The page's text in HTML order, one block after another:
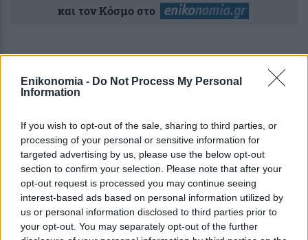
Enikonomia - Do Not Process My Personal
Information
If you wish to opt-out of the sale, sharing to third parties, or
processing of your personal or sensitive information for
targeted advertising by us, please use the below opt-out
section to confirm your selection. Please note that after your
opt-out request is processed you may continue seeing
interest-based ads based on personal information utilized by
us or personal information disclosed to third parties prior to
your opt-out. You may separately opt-out of the further
και τον Κόσμο στο
Ροή Οικονομία
5 λεπτά πριν
Συντάξεις Σεπτεμβρίου 2026: Πότε θα
γίνουν οι πρώτες πληρωμές
2 ώρες πριν
Αποζημιώσεις για πυρόπληκτους: Ποιοι